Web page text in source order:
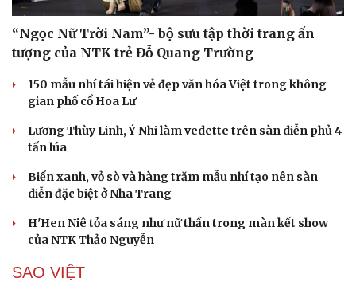
“Ngọc Nữ Trời Nam”- bộ sưu tập thời trang ấn
tượng của NTK trẻ Đỗ Quang Trường
150 mẫu nhí tái hiện vẻ đẹp văn hóa Việt trong không
gian phố cổ Hoa Lư
Lương Thùy Linh, Ý Nhi làm vedette trên sàn diễn phủ 4
tấn lúa
Biển xanh, vỏ sò và hàng trăm mẫu nhí tạo nên sàn
diễn đặc biệt ở Nha Trang
H'Hen Niê tỏa sáng như nữ thần trong màn kết show
của NTK Thảo Nguyễn
SAO VIỆT